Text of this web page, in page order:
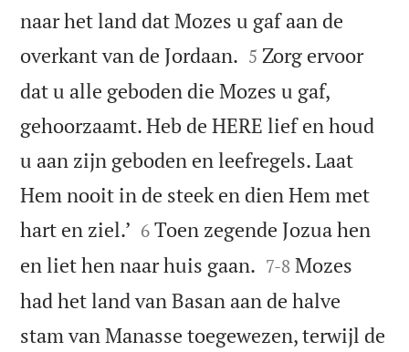
naar het land dat Mozes u gaf aan de
overkant van de Jordaan. 

5 Zorg ervoor
dat u alle geboden die Mozes u gaf,
gehoorzaamt. Heb de HERE lief en houd
u aan zijn geboden en leefregels. Laat
Hem nooit in de steek en dien Hem met
hart en ziel.’ 

6 Toen zegende Jozua hen
en liet hen naar huis gaan. 

7-8 Mozes
had het land van Basan aan de halve
stam van Manasse toegewezen, terwijl de